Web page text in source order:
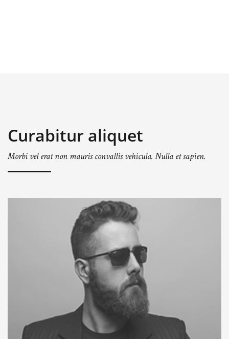
Curabitur aliquet
Morbi vel erat non mauris convallis vehicula. Nulla et sapien.